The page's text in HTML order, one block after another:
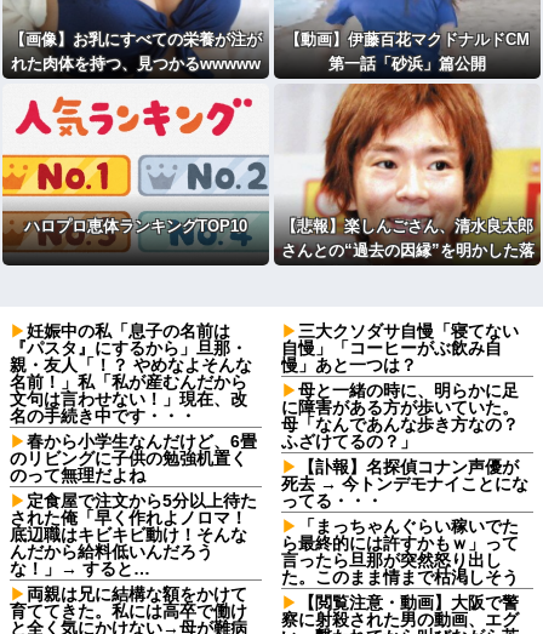
【画像】お乳にすべての栄養が注が
れた肉体を持つ、見つかるwwwww
【動画】伊藤百花マクドナルドCM
第一話「砂浜」篇公開
ハロプロ恵体ランキングTOP10
【悲報】楽しんごさん、清水良太郎
さんとの“過去の因縁”を明かした落
妊娠中の私「息子の名前は
『パスタ』にするから」旦那・
親・友人「！？ やめなよそんな
名前！」私「私が産むんだから
文句は言わせない！」現在、改
名の手続き中です・・・
春から小学生なんだけど、6畳
のリビングに子供の勉強机置く
のって無理だよね
定食屋で注文から5分以上待た
された俺「早く作れよノロマ！
底辺職はキビキビ動け！そんな
んだから給料低いんだろう
な！」→ すると…
両親は兄に結構な額をかけて
育ててきた。私には高卒で働け
と全く気にかけない→母が難病
三大クソダサ自慢「寝てない
自慢」「コーヒーがぶ飲み自
慢」あと一つは？
母と一緒の時に、明らかに足
に障害がある方が歩いていた。
母「なんであんな歩き方なの？
ふざけてるの？」
【訃報】名探偵コナン声優が
死去 → 今トンデモナイことにな
ってる・・・
「まっちゃんぐらい稼いでた
ら最終的には許すかもｗ」って
言ったら旦那が突然怒り出し
た。このまま情まで枯渇しそう
【閲覧注意・動画】大阪で警
察に射殺された男の動画、エグ